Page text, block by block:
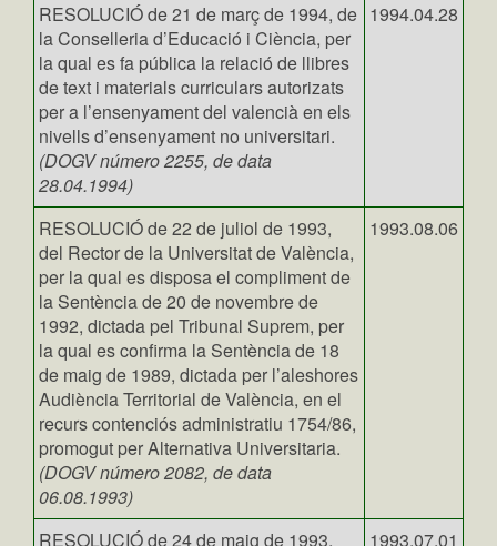
RESOLUCIÓ de 21 de març de 1994, de
la Conselleria d’Educació i Ciència, per
la qual es fa pública la relació de llibres
de text i materials curriculars autorizats
per a l’ensenyament del valencià en els
nivells d’ensenyament no universitari.
(DOGV número 2255, de data
28.04.1994)
1994.04.28
RESOLUCIÓ de 22 de juliol de 1993,
del Rector de la Universitat de València,
per la qual es disposa el compliment de
la Sentència de 20 de novembre de
1992, dictada pel Tribunal Suprem, per
la qual es confirma la Sentència de 18
de maig de 1989, dictada per l’aleshores
Audiència Territorial de València, en el
recurs contenciós administratiu 1754/86,
promogut per Alternativa Universitaria.
(DOGV número 2082, de data
06.08.1993)
1993.08.06
RESOLUCIÓ de 24 de maig de 1993, 1993.07.01